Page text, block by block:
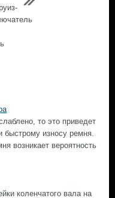
то это приведет
быстрому износу ремня.
возникает вероятность
коленчатого вала на